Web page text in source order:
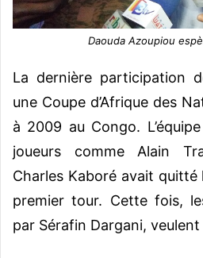
Daouda Azoupiou
La dernière participation
une Coupe d’Afrique des
à 2009 au Congo.
joueurs comme Alain
Charles Kaboré avait
premier tour. Cette fois,
par Sérafin Dargani,